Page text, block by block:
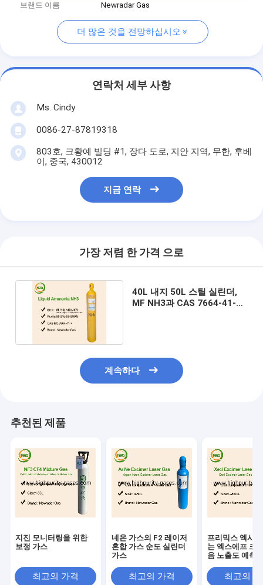
브랜드 이름
Newradar Gas
더 많은 것을 전망하십시오
연락처 세부 사항
Ms. Cindy
0086-27-87819318
803호, 크황예 빌딩 #1, 장다 도로, 지안 지역, 무한, 후베
이, 중국, 430012
지금 연락
가장 저렴 한 가격 으로
40L 내지 50L 스틸 실린더,
MF NH3과 CAS 7664-41-7
계속하다
추천된 제품
지진 모니터링을 위한
보정 가스
최고의 가격
네온 가스의 F2 레이저
혼합 가스 순도 실린더
가스
최고의 가격
프리믹스 엑시
는 엑스에프 크
음 노출도 예측
최고의